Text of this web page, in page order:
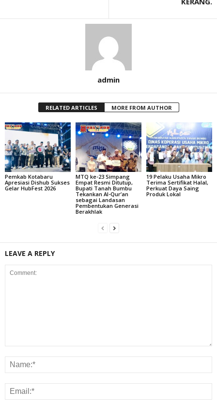
admin
RELATED ARTICLES MORE FROM AUTHOR
Pemkab Kotabaru
Apresiasi Dishub Sukses
Gelar HubFest 2026
MTQ ke-23 Simpang
Empat Resmi Ditutup,
Bupati Tanah Bumbu
Tekankan Al-Qur’an
sebagai Landasan
Pembentukan Generasi
Berakhlak
19 Pelaku Usaha Mikro
Terima Sertifikat Halal,
Perkuat Daya Saing
Produk Lokal
LEAVE A REPLY